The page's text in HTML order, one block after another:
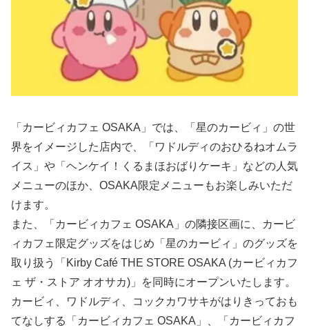
「カービィカフェ OSAKA」では、「星のカービィ」の世
界をイメージした店内で、「ワドルディのおひるねオムラ
イス」や「ヘンケイ！くるまほおばりケーキ」などの人気
メニューのほか、OSAKA限定メニューもお楽しみいただ
けます。
また、「カービィカフェ OSAKA」の隣接区画に、カービ
ィカフェ限定グッズをはじめ「星のカービィ」のグッズを
取り扱う「Kirby Café THE STORE OSAKA (カービィカフ
ェ ザ・ストア オオサカ)」を同時にオープンいたします。
カービィ、ワドルディ、コックカワサキがはりきっておも
てなしする「カービィカフェ OSAKA」、「カービィカフ